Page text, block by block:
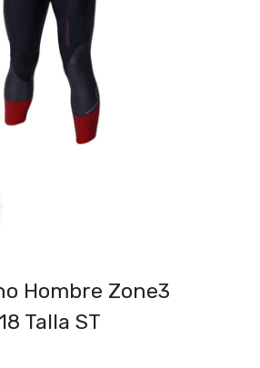
Hombre Zone3
Talla ST